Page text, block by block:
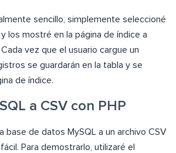
sencillo, simplemente seleccioné
los mostré en la página de índice a
vez que el usuario cargue un
se guardarán en la tabla y se
de índice.
a CSV con PHP
base de datos MySQL a un archivo CSV
Para demostrarlo, utilizaré el